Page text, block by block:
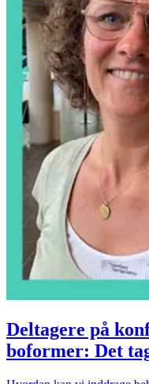
Deltagere på
boformer: Det